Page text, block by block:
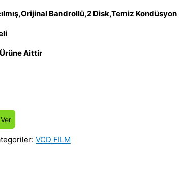
Bandrollü,2 Disk,Temiz Kondüsyon
Aittir
VCD FILM